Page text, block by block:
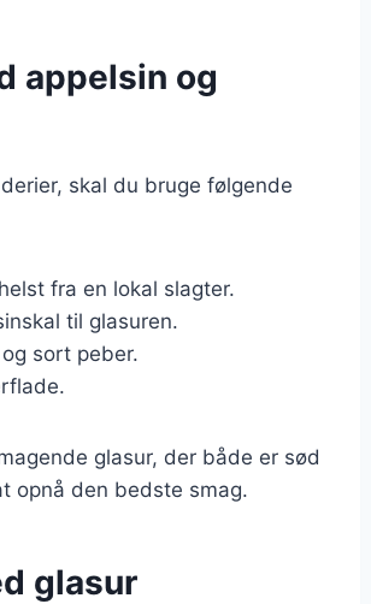
appelsin og
skal du bruge følgende
fra en lokal slagter.
til glasuren.
sort peber.
glasur, der både er sød
opnå den bedste smag.
glasur